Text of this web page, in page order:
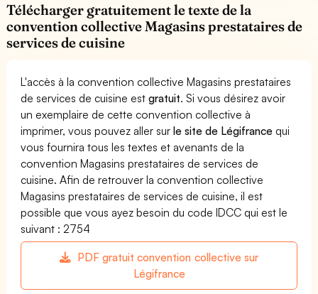
Télécharger gratuitement le texte de la
convention collective Magasins prestataires de
services de cuisine
L'accès à la convention collective Magasins prestataires
de services de cuisine estgratuit. Si vous désirez avoir
un exemplaire de cette convention collective à
imprimer, vous pouvez aller surle site de Légifrance qui
vous fournira tous les textes et avenants de la
convention Magasins prestataires de services de
cuisine. Afin de retrouver la convention collective
Magasins prestataires de services de cuisine, il est
possible que vous ayez besoin du code IDCC qui est le
suivant : 2754
PDF gratuit convention collective sur
Légifrance